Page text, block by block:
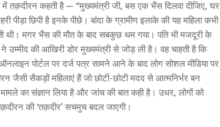
तक़दीरन कहती है — “मुख्यमंत्री जी, बस एक भैंस दिलवा दीजिए, घर
पीड़ा छिपी है इनके पीछे। बांदा के ग्रामीण इलाके की यह महिला कभी
मगर भैंस की मौत के बाद सबकुछ थम गया। पति भी मजदूरी के
की आखिरी डोर मुख्यमंत्री से जोड़ ली है। वह चाहती है कि
पोर्टल पर दर्ज पत्र सामने आने के बाद लोग सोशल मीडिया पर
जैसी सैकड़ों महिलाएं हैं जो छोटी-छोटी मदद से आत्मनिर्भर बन
का संज्ञान लिया है और जांच की बात कही है। उधर, लोगों को
की ‘तक़दीर’ सचमुच बदल जाएगी।